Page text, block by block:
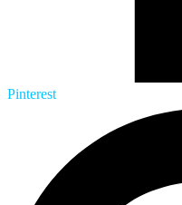
Pinterest